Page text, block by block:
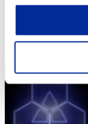
Posizione